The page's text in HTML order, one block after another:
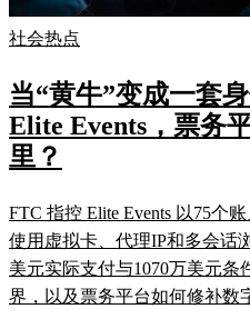
社会热点
当“黄牛”变成一套
Elite Events，票务
里？
FTC 指控 Elite Events 以75个
使用虚拟卡、代理IP和多会话
美元实际支付与1070万美元条
界，以及票务平台如何修补数